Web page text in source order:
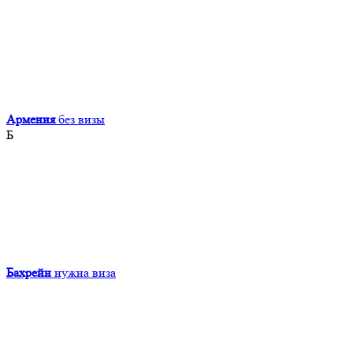
Армения без визы
Б
Бахрейн нужна виза